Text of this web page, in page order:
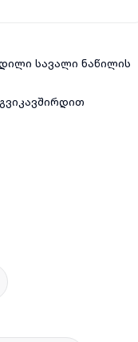
სავალი ნაწილის